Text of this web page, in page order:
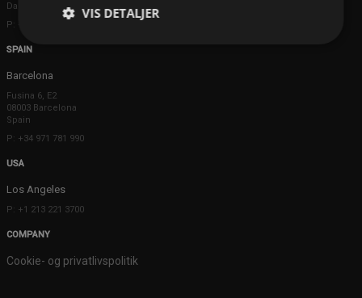
Danmark
P: +45 3698 8480
SPAIN
Barcelona
Fusina 6, E2
08003 Barcelona
Spain
P: +34 971 781 990
USA
Los Angeles
P: +1 213 221 3700
COMPANY
Cookie- og privatlivspolitik
VIS DETALJER